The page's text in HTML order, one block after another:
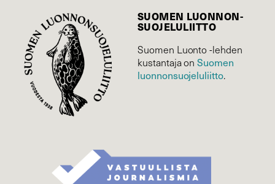
SUOMEN LUONNON­
SUOJELU­LIITTO
Suomen Luonto -lehden
kustantaja onSuomen
luonnonsuojelu­liitto.